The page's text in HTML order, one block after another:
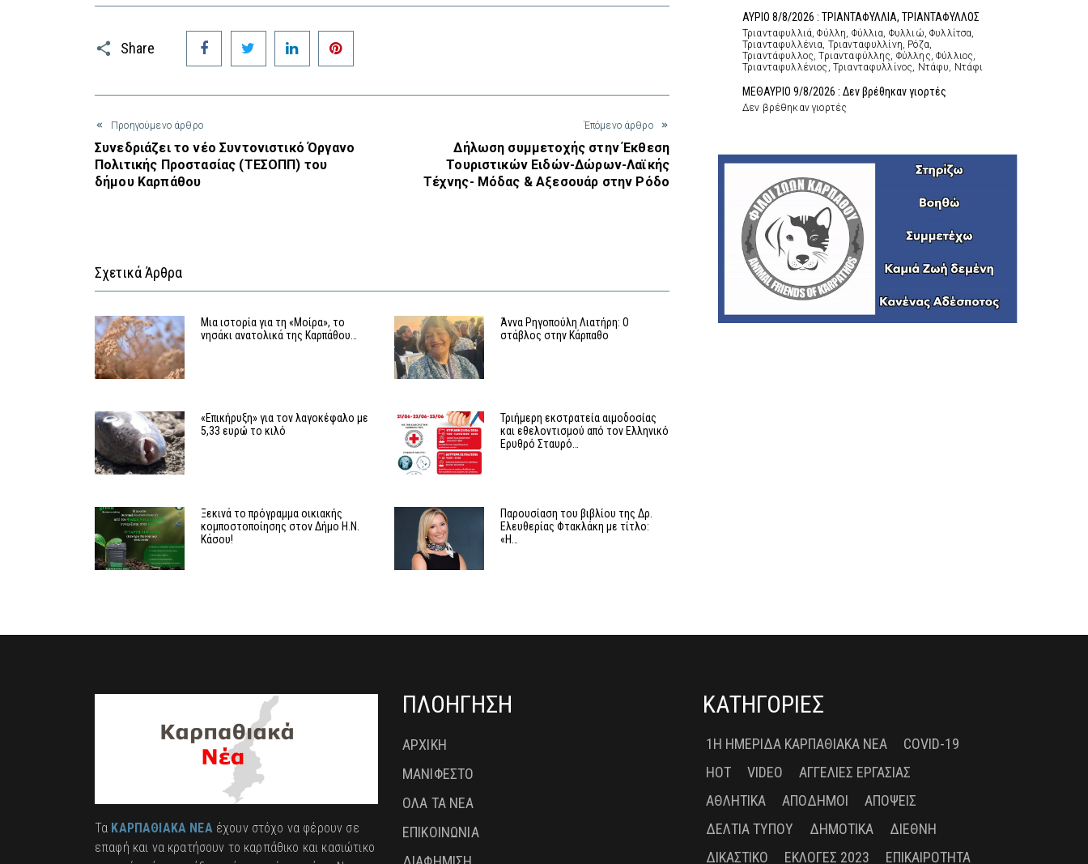
Share
Facebook Twitter LinkedIn
Προηγούμενο άρθρο
Συνεδριάζει το νέο Συντονιστικό Όργανο
Πολιτικής Προστασίας (ΤΕΣΟΠΠ) του
δήμου Καρπάθου
Έπόμενο άρθρο
Δήλωση συμμετοχής στην Έκθεση
Τουριστικών Ειδών-Δώρων-Λαϊκής
Τέχνης- Μόδας & Αξεσουάρ στην Ρόδο
Σχετικά Άρθρα
Μια ιστορία για τη «Μοίρα», το
νησάκι ανατολικά της Καρπάθου…
Άννα Ρηγοπούλη Λιατήρη: Ο
στάβλος στην Κάρπαθο
«Επικήρυξη» για τον λαγοκέφαλο με
5,33 ευρώ το κιλό
Τριήμερη εκστρατεία αιμοδοσίας
και εθελοντισμού από τον Ελληνικό
Ερυθρό Σταυρό…
Ξεκινά το πρόγραμμα οικιακής
κομποστοποίησης στον Δήμο Η.Ν.
Κάσου!
Παρουσίαση του βιβλίου της Δρ.
Ελευθερίας Φτακλάκη με τίτλο:
«Η…
ΑΥΡΙΟ 8/8/2026 : ΤΡΙΑΝΤΑΦΥΛΛΙΑ, ΤΡΙΑΝΤΑΦΥΛΛΟΣ
Τριανταφυλλιά, Φύλλη, Φύλλια, Φυλλιώ, Φυλλίτσα,
Τριανταφυλλένια, Τριανταφυλλίνη, Ρόζα,
Τριαντάφυλλος, Τριανταφύλλης, Φύλλης, Φύλλιος,
Τριανταφυλλένιος, Τριανταφυλλίνος, Ντάφυ, Ντάφι
ΜΕΘΑΥΡΙΟ 9/8/2026 : Δεν βρέθηκαν γιορτές
Δεν βρέθηκαν γιορτές
Τα ΚΑΡΠΑΘΙΑΚΑ ΝΕΑ έχουν στόχο να φέρουν σε
επαφή και να κρατήσουν το καρπάθικο και κασιώτικο
ΠΛΟΗΓΗΣΗ
ΑΡΧΙΚΗ
ΜΑΝΙΦΕΣΤΟ
ΟΛΑ ΤΑ ΝΕΑ
ΕΠΙΚΟΙΝΩΝΙΑ
ΚΑΤΗΓΟΡΙΕΣ
1Η ΗΜΕΡΊΔΑ ΚΑΡΠΑΘΙΑΚΆ ΝΈΑ
COVID-19
HOT
VIDEO
ΑΓΓΕΛΊΕΣ ΕΡΓΑΣΊΑΣ
ΑΘΛΗΤΙΚΆ
ΑΠΌΔΗΜΟΙ
ΑΠΌΨΕΙΣ
ΔΕΛΤΊΑ ΤΎΠΟΥ
ΔΗΜΟΤΙΚΆ
ΔΙΕΘΝΉ
ΔΙΚΑΣΤΙΚΌ
ΕΚΛΟΓΈΣ 2023 ΕΠΙΚΑΙΡΌΤΗΤΑ